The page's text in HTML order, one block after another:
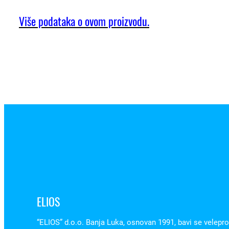
Više podataka o ovom proizvodu.
ELIOS
“ELIOS” d.o.o. Banja Luka, osnovan 1991, bavi se